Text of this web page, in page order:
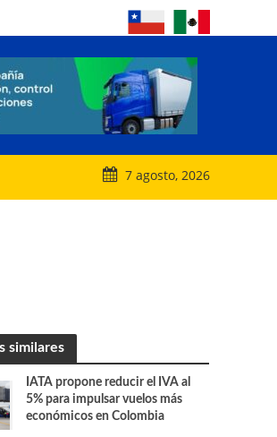
7 agosto, 2026
similares
IATA propone reducir el IVA al
5% para impulsar vuelos más
económicos en Colombia